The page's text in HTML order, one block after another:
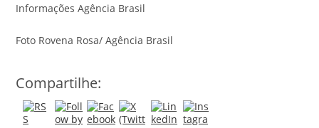
Informações Agência Brasil
Foto Rovena Rosa/ Agência Brasil
Compartilhe: